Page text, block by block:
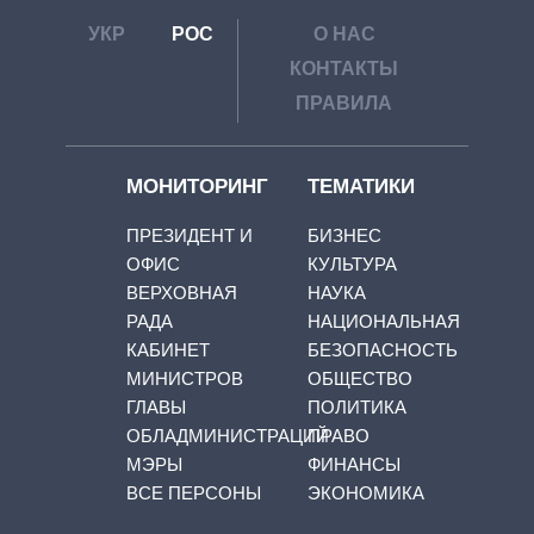
УКР РОС
О НАС
КОНТАКТЫ
ПРАВИЛА
МОНИТОРИНГ
ПРЕЗИДЕНТ И
ОФИС
ВЕРХОВНАЯ
РАДА
КАБИНЕТ
МИНИСТРОВ
ГЛАВЫ
ОБЛАДМИНИСТРАЦИЙ
МЭРЫ
ВСЕ ПЕРСОНЫ
ТЕМАТИКИ
БИЗНЕС
КУЛЬТУРА
НАУКА
НАЦИОНАЛЬНАЯ
БЕЗОПАСНОСТЬ
ОБЩЕСТВО
ПОЛИТИКА
ПРАВО
ФИНАНСЫ
ЭКОНОМИКА